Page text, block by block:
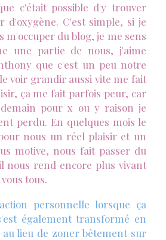
c'était possible d'y trouver
d'oxygène. C'est simple, si je
m'occuper du blog, je me sens
une partie de nous, j'aime
que c'est un peu notre
voir grandir aussi vite me fait
ça me fait parfois peur, car
pour x ou y raison je
perdu. En quelques mois le
nous un réel plaisir et un
motive, nous fait passer du
nous rend encore plus vivant
tous.
personnelle lorsque ça
également transformé en
lieu de zoner bêtement sur